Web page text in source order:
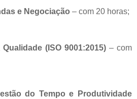
e Negociação – com 20 horas;
(ISO 9001:2015) – com
do Tempo e Produtividade